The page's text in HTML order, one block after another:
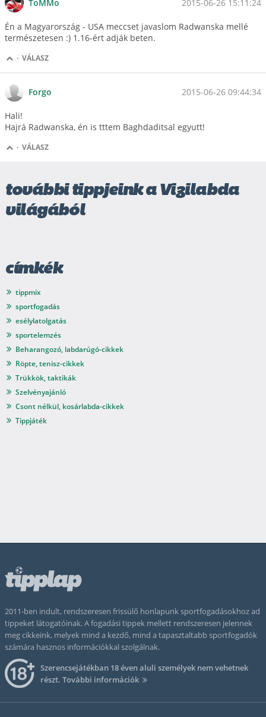
ToMMo 2015-06-26 15:11:24
Én a Magyarország - USA meccset javaslom Radwanska mellé
természetesen :) 1.16-ért adják beten.
· VÁLASZ
Forgo 2015-06-26 09:44:34
Hali!
Hajrá Radwanska, én is tttem Baghdaditsal egyutt!
· VÁLASZ
további tippjeink a Vizilabda
világából
címkék
tippmix
sportfogadás
esélylatolgatás
sportelemzés
Beharangozó, labdarúgó-cikkek
Röpte, tenisz-cikkek
Trükkök, taktikák
Szelvényajánló
Csont nélkül, kosárlabda-cikkek
Tippjáték
2011-ben indult, rendszeresen frissülő honlapunk sportfogadásokhoz ad
tippeket látogatóinak. A fogadási tippek mellett rendszeresen jelennek
meg cikkeink, melyek mind a kezdő, mind a tapasztaltabb sportfogadók
számára hasznos információkkal szolgálnak.
Szerencsejátékban 18 éven aluli személyek nem vehetnek
részt. További információk